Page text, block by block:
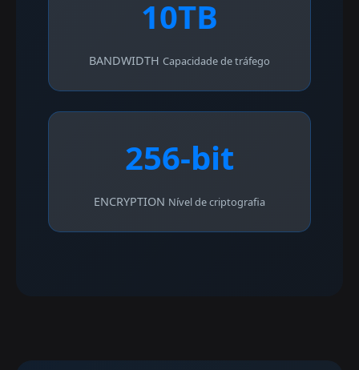
10TB
BANDWIDTH Capacidade de tráfego
256-bit
ENCRYPTION Nível de criptografia